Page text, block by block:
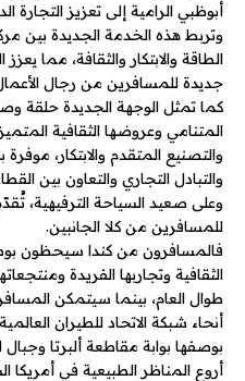
أبوظبي الرامية إلى تعزيز التجارة
وتربط هذه الخدمة الجديدة بين
الطاقة والابتكار والثقافة، مما
جديدة للمسافرين من رجال
كما تمثل الوجهة الجديدة حلقة
المتنامي وعروضها الثقافية
والتصنيع المتقدم والابتكار،
والتبادل التجاري والتعاون بين
وعلى صعيد السياحة الترفيهية،
للمسافرين من كلا الجانبين.
فالمسافرون من كندا سيحظون
الثقافية وتجاربها الفريدة
طوال العام، بينما سيتمكن
أنحاء شبكة الاتحاد للطيران
بوصفها بوابة مقاطعة ألبرتا
أروع المناظر الطبيعية في أمريكا